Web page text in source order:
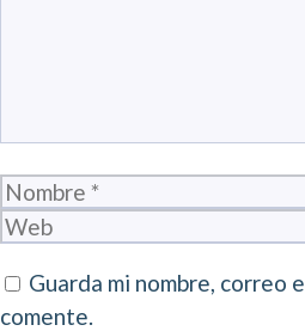
Nombre
Guarda mi nombre, correo
comente.